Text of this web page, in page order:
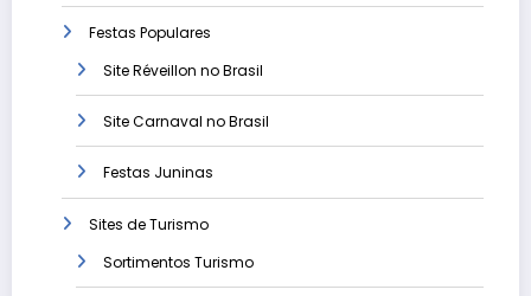
Festas Populares
Site Réveillon no Brasil
Site Carnaval no Brasil
Festas Juninas
Sites de Turismo
Sortimentos Turismo